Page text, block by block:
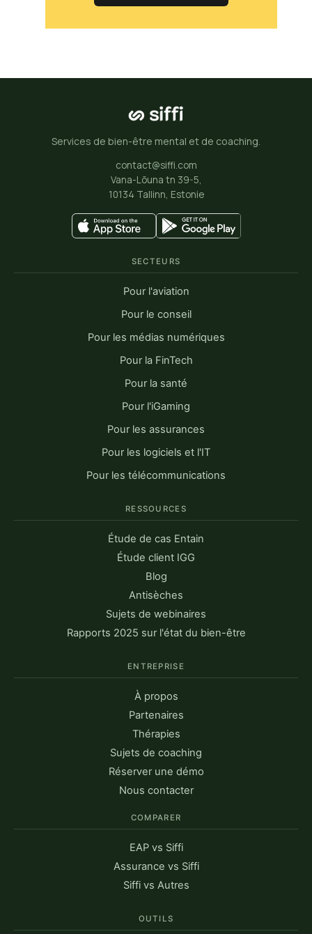
Services de bien-être mental et de coaching.
contact@siffi.com
Vana-Lõuna tn 39-5,
10134 Tallinn, Estonie
SECTEURS
Pour l'aviation
Pour le conseil
Pour les médias numériques
Pour la FinTech
Pour la santé
Pour l'iGaming
Pour les assurances
Pour les logiciels et l'IT
Pour les télécommunications
RESSOURCES
Étude de cas Entain
Étude client IGG
Blog
Antisèches
Sujets de webinaires
Rapports 2025 sur l'état du bien-être
ENTREPRISE
À propos
Partenaires
Thérapies
Sujets de coaching
Réserver une démo
Nous contacter
COMPARER
EAP vs Siffi
Assurance vs Siffi
Siffi vs Autres
OUTILS